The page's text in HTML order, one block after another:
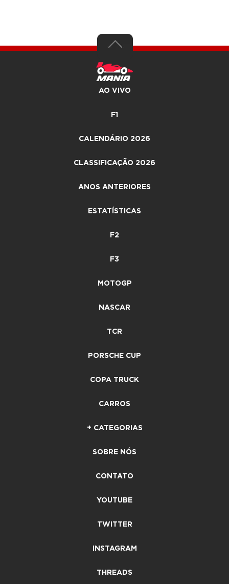
AO VIVO
F1
CALENDÁRIO 2026
CLASSIFICAÇÃO 2026
ANOS ANTERIORES
ESTATÍSTICAS
F2
F3
MOTOGP
NASCAR
TCR
PORSCHE CUP
COPA TRUCK
CARROS
+ CATEGORIAS
SOBRE NÓS
CONTATO
YOUTUBE
TWITTER
INSTAGRAM
THREADS